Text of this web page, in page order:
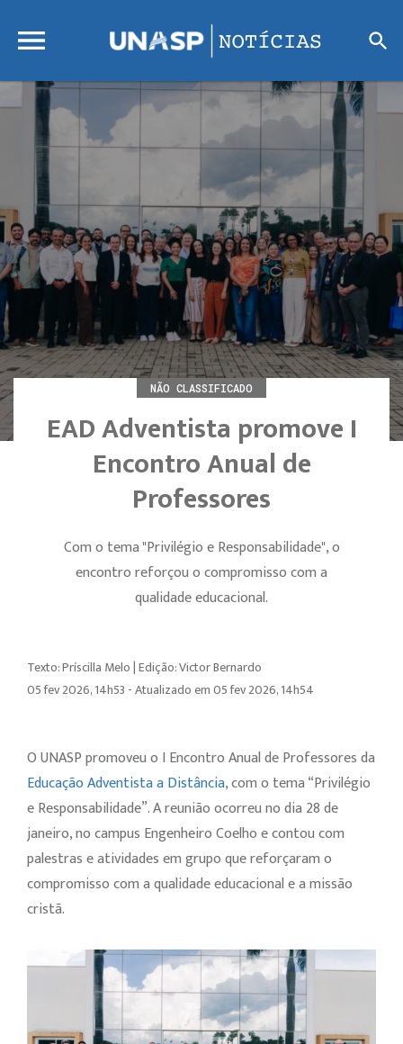
NÃO CLASSIFICADO
EAD Adventista promove I
Encontro Anual de
Professores
Com o tema "Privilégio e Responsabilidade", o
encontro reforçou o compromisso com a
qualidade educacional.
Texto: Príscilla Melo | Edição: Victor Bernardo
05 fev 2026, 14h53 - Atualizado em 05 fev 2026, 14h54
O UNASP promoveu o I Encontro Anual de Professores da
Educação Adventista a Distância, com o tema “Privilégio
e Responsabilidade”. A reunião ocorreu no dia 28 de
janeiro, no campus Engenheiro Coelho e contou com
palestras e atividades em grupo que reforçaram o
compromisso com a qualidade educacional e a missão
cristã.